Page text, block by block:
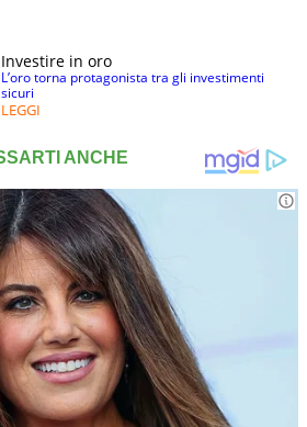
Investire in oro
L’oro torna protagonista tra gli investimenti
sicuri
LEGGI